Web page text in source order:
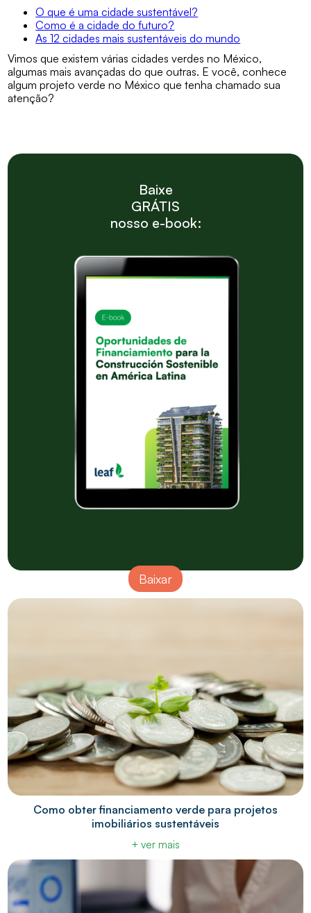
O que é uma cidade sustentável?
Como é a cidade do futuro?
As 12 cidades mais sustentáveis do mundo
Vimos que existem várias cidades verdes no México,
algumas mais avançadas do que outras. E você, conhece
algum projeto verde no México que tenha chamado sua
atenção?
Baixe
GRÁTIS
nosso e-book:
Baixar
Como obter financiamento verde para projetos
imobiliários sustentáveis
+ ver mais